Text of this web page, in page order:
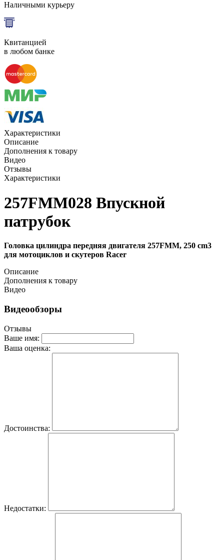
Наличными курьеру
Квитанцией
в любом банке
Характеристики
Описание
Дополнения к товару
Видео
Отзывы
Характеристики
257FMM028 Впускной
патрубок
Головка цилиндра передняя двигателя 257FMM, 250 cm3
для мотоциклов и скутеров Racer
Описание
Дополнения к товару
Видео
Видеообзоры
Отзывы
Ваше имя:
Ваша оценка:
Достоинства:
Недостатки: